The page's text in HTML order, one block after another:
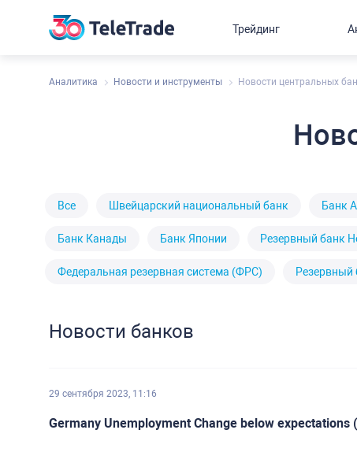
Аналитика Новости и инструменты Новости центральных
Все Швейцарский национальный банк Банк
Банк Канады Банк Японии Резервный банк
Федеральная резервная система (ФРС) Резервный
Новости банков
29 сентября 2023, 11:16
Germany Unemployment Change below
Трейдинг